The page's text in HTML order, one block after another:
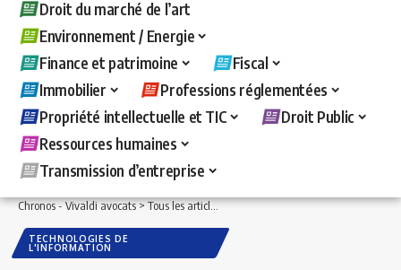
Droit du marché de l’art
Environnement / Energie
Finance et patrimoine
Fiscal
Immobilier
Professions réglementées
Propriété intellectuelle et TIC
Droit Public
Ressources humaines
Transmission d’entreprise
Chronos - Vivaldi avocats>Tous les articles >Propriété intellectuelle et TIC>
TECHNOLOGIES DE
L'INFORMATION